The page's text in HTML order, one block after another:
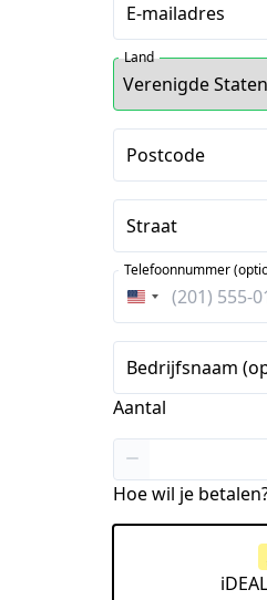
E-mailadres
Land
Postcode
Straat
Verenigde
Staten
+1
Telefoonnummer
Bedrijfsnaam
Aantal
Hoe wil je